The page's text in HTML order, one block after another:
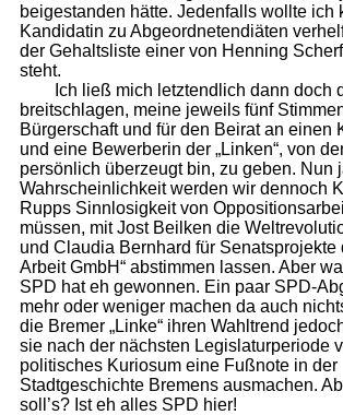
beigestanden hätte. Jedenfalls wollte ich
Kandidatin zu Abgeordnetendiäten
der Gehaltsliste einer von Henning
steht.
Ich ließ mich letztendlich dann doch
breitschlagen, meine jeweils fünf
Bürgerschaft und für den Beirat an einen
und eine Bewerberin der „Linken“, von
persönlich überzeugt bin, zu geben. Nun
Wahrscheinlichkeit werden wir dennoch
Rupps Sinnlosigkeit von
müssen, mit Jost Beilken die
und Claudia Bernhard für Senatsprojekte
Arbeit GmbH“ abstimmen lassen. Aber
SPD hat eh gewonnen. Ein paar SPD-
mehr oder weniger machen da auch
die Bremer „Linke“ ihren Wahltrend
sie nach der nächsten Legislaturperiode
politisches Kuriosum eine Fußnote in der
Stadtgeschichte Bremens ausmachen.
soll’s? Ist eh alles SPD hier!